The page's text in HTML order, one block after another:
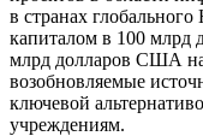
в странах
капиталом в 100
млрд долларов США на
возобновляемые
ключевой
учреждениям.